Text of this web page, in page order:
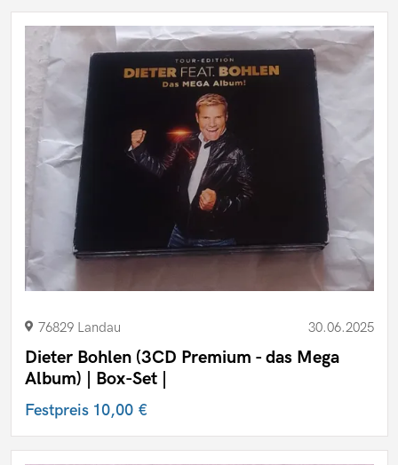
76829 Landau 30.06.2025
Dieter Bohlen (3CD Premium - das Mega
Album) | Box-Set |
Festpreis 10,00 €